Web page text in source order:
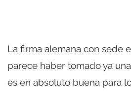
La firma alemana con sede
parece haber tomado ya
es en absoluto buena para